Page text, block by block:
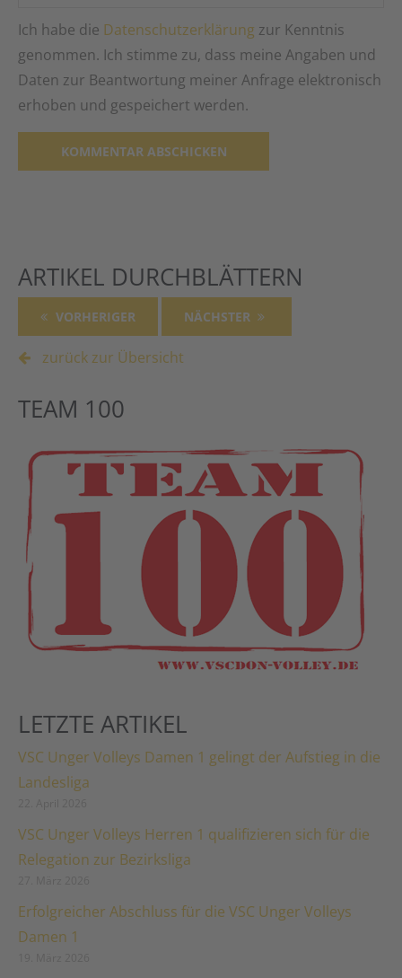
Ich habe die Datenschutzerklärung zur Kenntnis
genommen. Ich stimme zu, dass meine Angaben und
Daten zur Beantwortung meiner Anfrage elektronisch
erhoben und gespeichert werden.
ARTIKEL DURCHBLÄTTERN
VORHERIGER NÄCHSTER
zurück zur Übersicht
TEAM 100
LETZTE ARTIKEL
VSC Unger Volleys Damen 1 gelingt der Aufstieg in die
Landesliga
VSC Unger Volleys Herren 1 qualifizieren sich für die
Relegation zur Bezirksliga
Erfolgreicher Abschluss für die VSC Unger Volleys
Damen 1